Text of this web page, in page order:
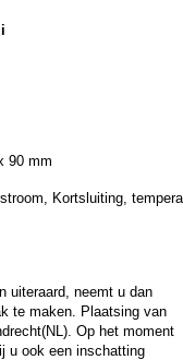
90 mm
Kortsluiting,
uiteraard, neemt u dan
te maken. Plaatsing van
Op het moment
u ook een inschatting